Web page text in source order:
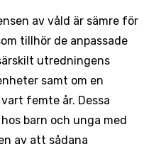
av våld är sämre för
tillhör de anpassade
utredningens
samt om en
femte år. Dessa
barn och unga med
av att sådana